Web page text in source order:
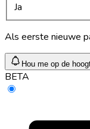
Ja
Als eerste nieuwe
Hou me op de
BETA